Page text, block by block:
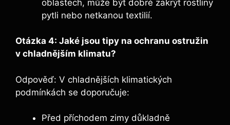
oblastech, může být dobré zakrýt rostliny
pytli nebo netkanou textilií.
Otázka 4: Jaké jsou tipy na ochranu ostružin
v chladnějším klimatu?
Odpověď: V chladnějších klimatických
podmínkách se doporučuje:
Před příchodem zimy důkladně